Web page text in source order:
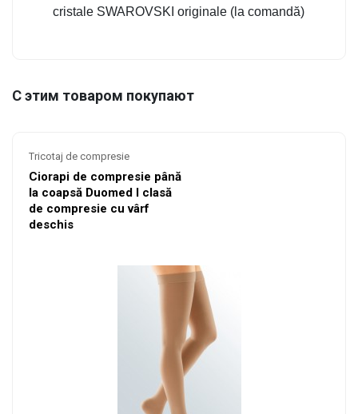
cristale SWAROVSKI originale (la comandă)
С этим товаром покупают
Tricotaj de compresie
Ciorapi de compresie până
la coapsă Duomed I clasă
de compresie cu vârf
deschis